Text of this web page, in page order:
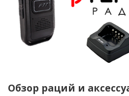
Обзор раций и